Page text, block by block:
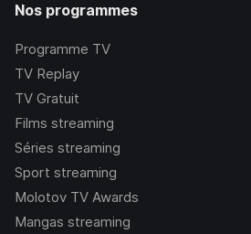
Nos programmes
Programme TV
TV Replay
TV Gratuit
Films streaming
Séries streaming
Sport streaming
Molotov TV Awards
Mangas streaming